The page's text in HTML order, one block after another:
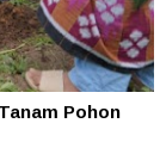
Pohon